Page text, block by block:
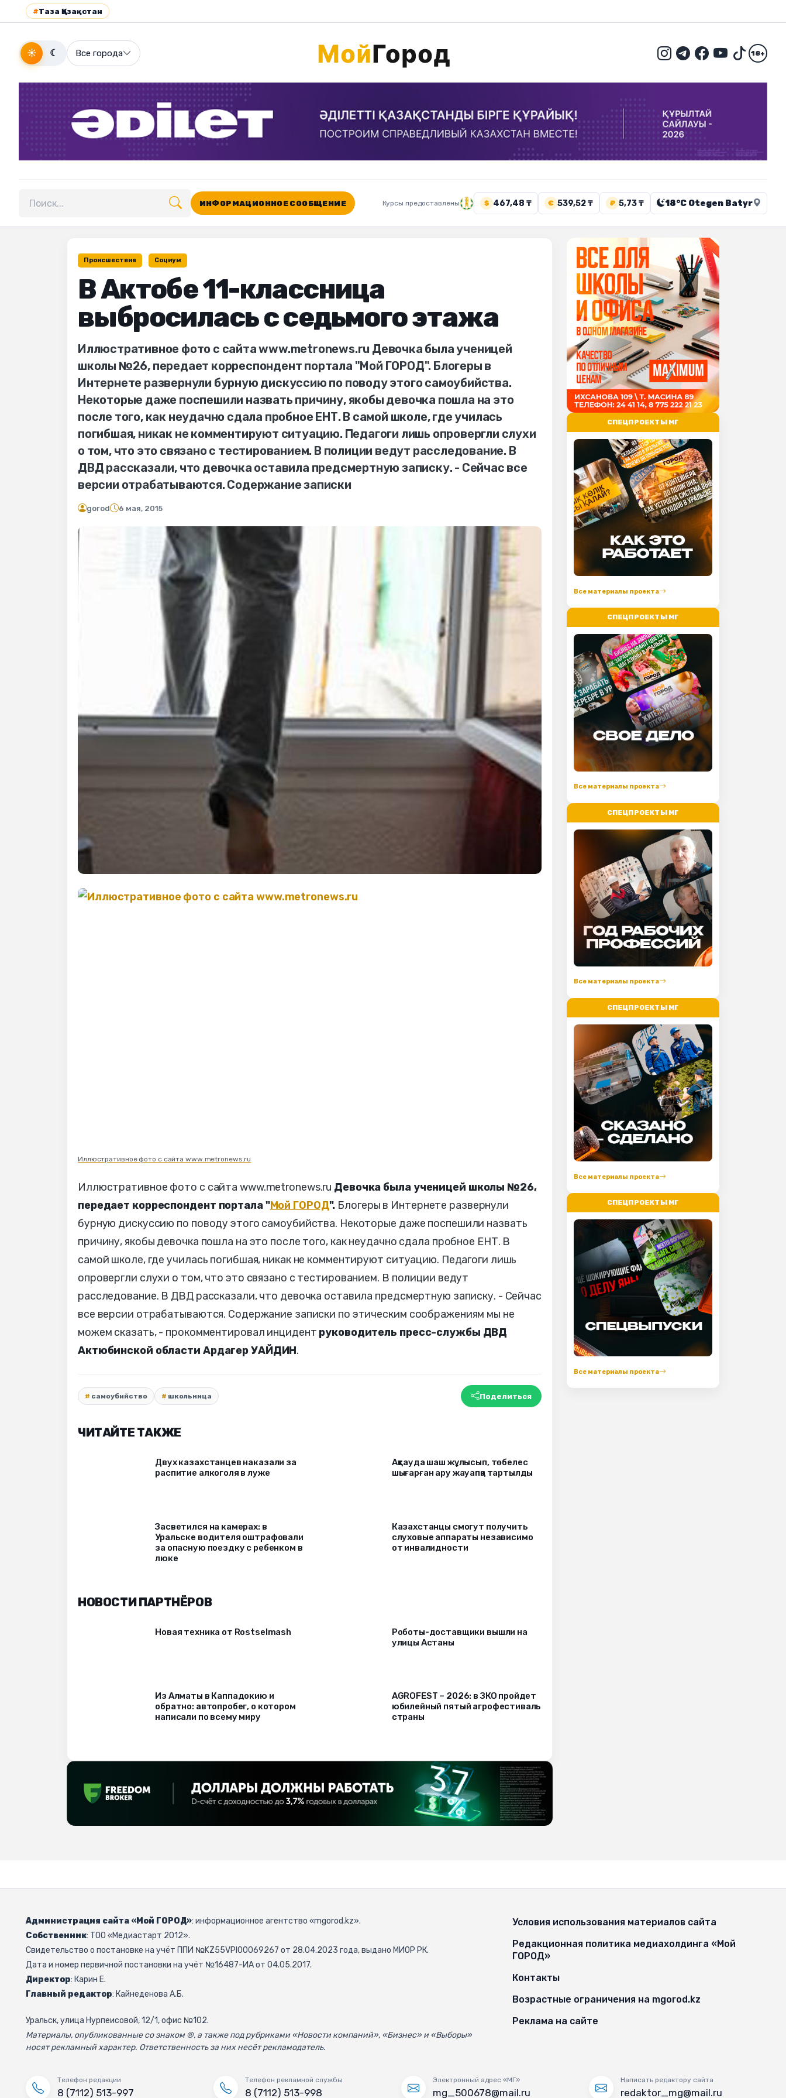
#Таза Қазақстан
☀ ☾ Все города 18+
Поиск по сайту
ИНФОРМАЦИОННОЕ СООБЩЕНИЕ Курсы предоставлены $ 467,48 ₸ € 539,52 ₸ ₽ 5,73 ₸ 18°C Otegen Batyr
Происшествия Социум
В Актобе 11-классница
выбросилась с седьмого этажа
Иллюстративное фото с сайта www.metronews.ru Девочка была ученицей
школы №26, передает корреспондент портала "Мой ГОРОД". Блогеры в
Интернете развернули бурную дискуссию по поводу этого самоубийства.
Некоторые даже поспешили назвать причину, якобы девочка пошла на это
после того, как неудачно сдала пробное ЕНТ. В самой школе, где училась
погибшая, никак не комментируют ситуацию. Педагоги лишь опровергли слухи
о том, что это связано с тестированием. В полиции ведут расследование. В
ДВД рассказали, что девочка оставила предсмертную записку. - Сейчас все
версии отрабатываются. Содержание записки
gorod 6 мая, 2015
Иллюстративное фото с сайта www.metronews.ru
Иллюстративное фото с сайта www.metronews.ru Девочка была ученицей школы №26,
передает корреспондент портала "Мой ГОРОД". Блогеры в Интернете развернули
бурную дискуссию по поводу этого самоубийства. Некоторые даже поспешили назвать
причину, якобы девочка пошла на это после того, как неудачно сдала пробное ЕНТ. В
самой школе, где училась погибшая, никак не комментируют ситуацию. Педагоги лишь
опровергли слухи о том, что это связано с тестированием. В полиции ведут
расследование. В ДВД рассказали, что девочка оставила предсмертную записку. - Сейчас
все версии отрабатываются. Содержание записки по этическим соображениям мы не
можем сказать, - прокомментировал инцидент руководитель пресс-службы ДВД
Актюбинской области Ардагер УАЙДИН.
самоубийство школьница Поделиться
ЧИТАЙТЕ ТАКЖЕ
Двух казахстанцев наказали за
распитие алкоголя в луже
Ақтауда шаш жұлысып, төбелес
шығарған ару жауапқа тартылды
Засветился на камерах: в
Уральске водителя оштрафовали
за опасную поездку с ребенком в
люке
Казахстанцы смогут получить
слуховые аппараты независимо
от инвалидности
НОВОСТИ ПАРТНЁРОВ
Новая техника от Rostselmash
Роботы-доставщики вышли на
улицы Астаны
Из Алматы в Каппадокию и
обратно: автопробег, о котором
написали по всему миру
AGROFEST – 2026: в ЗКО пройдет
юбилейный пятый агрофестиваль
страны
СПЕЦПРОЕКТЫ МГ
Все материалы проекта
СПЕЦПРОЕКТЫ МГ
Все материалы проекта
СПЕЦПРОЕКТЫ МГ
Все материалы проекта
СПЕЦПРОЕКТЫ МГ
Все материалы проекта
СПЕЦПРОЕКТЫ МГ
Все материалы проекта
Администрация сайта «Мой ГОРОД»: информационное агентство «mgorod.kz».
Собственник: ТОО «Медиастарт 2012».
Свидетельство о постановке на учёт ППИ №KZ55VPI00069267 от 28.04.2023 года, выдано МИОР РК.
Дата и номер первичной постановки на учёт №16487-ИА от 04.05.2017.
Директор: Карин Е.
Главный редактор: Кайнеденова А.Б.
Уральск, улица Нурпеисовой, 12/1, офис №102.
Материалы, опубликованные со знаком ®, а также под рубриками «Новости компаний», «Бизнес» и «Выборы»
носят рекламный характер. Ответственность за них несёт рекламодатель.
Условия использования материалов сайта
Редакционная политика медиахолдинга «Мой
ГОРОД»
Контакты
Возрастные ограничения на mgorod.kz
Реклама на сайте
Телефон редакции
8 (7112) 513-997
Телефон рекламной службы
8 (7112) 513-998
Электронный адрес «МГ»
mg_500678@mail.ru
Написать редактору сайта
redaktor_mg@mail.ru